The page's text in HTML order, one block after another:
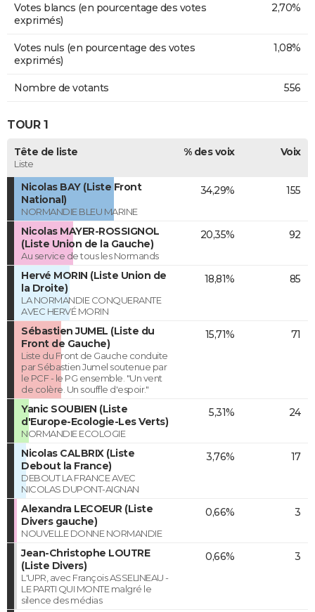
Votes blancs (en pourcentage des votes
exprimés)
2,70%
Votes nuls (en pourcentage des votes
exprimés)
1,08%
Nombre de votants 556
TOUR 1
Tête de liste
Liste
% des voix Voix
Nicolas BAY (Liste Front
National)
NORMANDIE BLEU MARINE
34,29% 155
Nicolas MAYER-ROSSIGNOL
(Liste Union de la Gauche)
Au service de tous les Normands
20,35% 92
Hervé MORIN (Liste Union de
la Droite)
LA NORMANDIE CONQUERANTE
AVEC HERVÉ MORIN
18,81% 85
Sébastien JUMEL (Liste du
Front de Gauche)
Liste du Front de Gauche conduite
par Sébastien Jumel soutenue par
le PCF - le PG ensemble. "Un vent
de colère. Un souffle d'espoir."
15,71% 71
Yanic SOUBIEN (Liste
d'Europe-Ecologie-Les Verts)
NORMANDIE ECOLOGIE
5,31% 24
Nicolas CALBRIX (Liste
Debout la France)
DEBOUT LA FRANCE AVEC
NICOLAS DUPONT-AIGNAN
3,76% 17
Alexandra LECOEUR (Liste
Divers gauche)
NOUVELLE DONNE NORMANDIE
0,66% 3
Jean-Christophe LOUTRE
(Liste Divers)
L'UPR, avec François ASSELINEAU -
LE PARTI QUI MONTE malgré le
silence des médias
0,66% 3